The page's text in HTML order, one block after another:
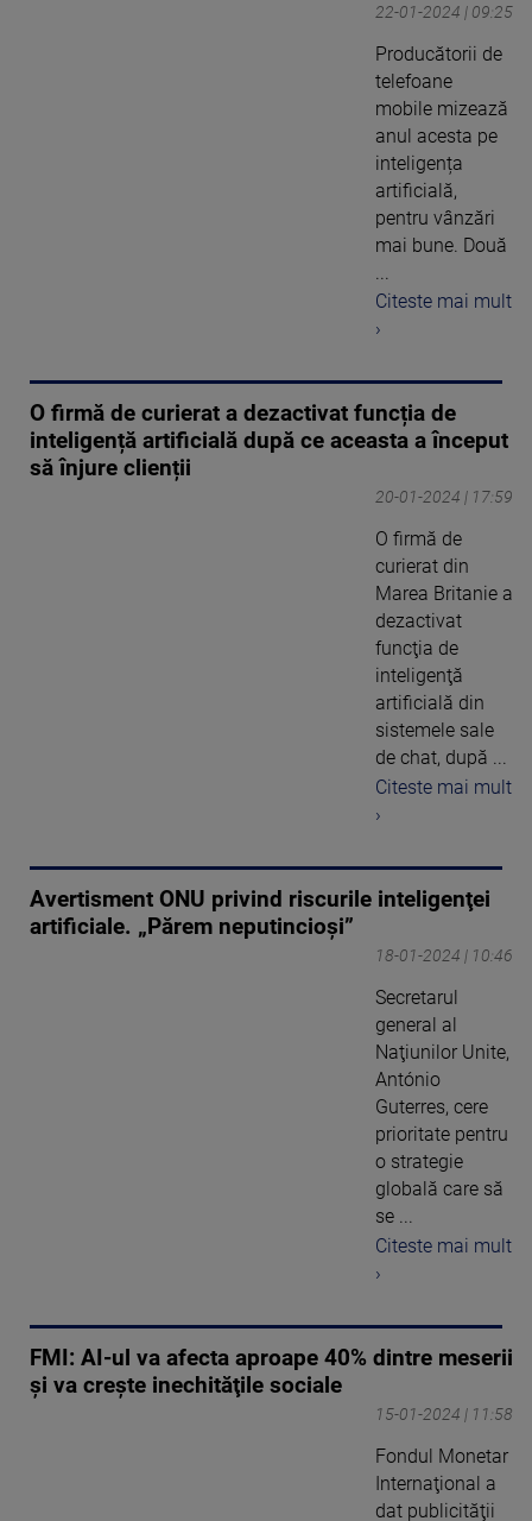
22-01-2024 | 09:25
Producătorii de
telefoane
mobile mizează
anul acesta pe
inteligența
artificială,
pentru vânzări
mai bune. Două
Citeste mai mult
›
O firmă de curierat a dezactivat funcția de
inteligență artificială după ce aceasta a început
să înjure clienții
20-01-2024 | 17:59
O firmă de
curierat din
Marea Britanie a
dezactivat
funcţia de
inteligenţă
artificială din
sistemele sale
de chat, după ...
Citeste mai mult
›
Avertisment ONU privind riscurile inteligenţei
artificiale. „Părem neputincioşi”
18-01-2024 | 10:46
Secretarul
general al
Naţiunilor Unite,
António
Guterres, cere
prioritate pentru
o strategie
globală care să
se ...
Citeste mai mult
›
FMI: AI-ul va afecta aproape 40% dintre meserii
și va creşte inechităţile sociale
15-01-2024 | 11:58
Fondul Monetar
Internaţional a
dat publicităţii